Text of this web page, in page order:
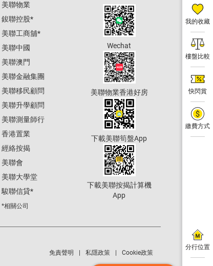
我的收藏
樓盤比較
快閃賞
繳費方式
分行位置
美聯物業
鋑聯控股*
美聯工商舖*
美聯中國
美聯澳門
美聯金融集團
美聯移民顧問
美聯升學顧問
美聯測量師行
香港置業
經絡按揭
美聯會
美聯大學堂
駿聯信貸*
*相關公司
Wechat
美聯物業香港好房
下載美聯筍盤App
下載美聯按揭計算機
App
免責聲明 私隱政策 Cookie政策